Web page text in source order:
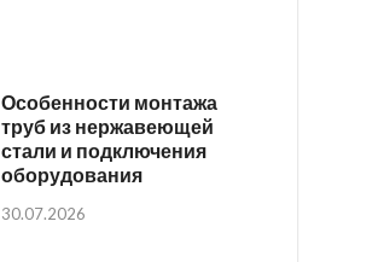
Особенности монтажа
труб из нержавеющей
стали и подключения
оборудования
30.07.2026